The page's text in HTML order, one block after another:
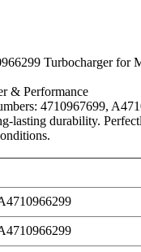
Turbocharger for
& Performance
4710967699,
durability.